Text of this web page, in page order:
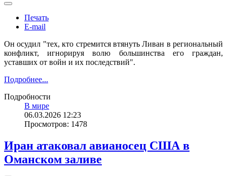
Печать
E-mail
Он осудил "тех, кто стремится втянуть Ливан в региональный
конфликт, игнорируя волю большинства его граждан,
уставших от войн и их последствий".
Подробнее...
Подробности
В мире
06.03.2026 12:23
Просмотров: 1478
Иран атаковал авианосец США в
Оманском заливе